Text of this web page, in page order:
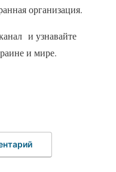
организация.
и узнавайте
и мире.